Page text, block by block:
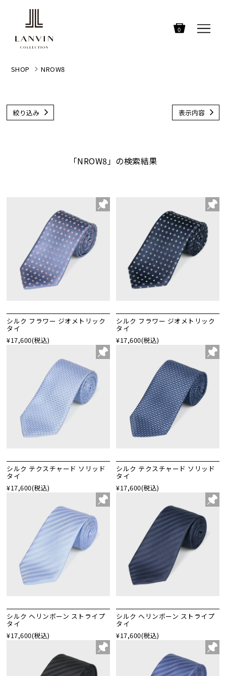
0
SHOP NROW8
絞り込み 表示内容
「NROW8」の検索結果
シルク フラワー ジオメトリック
タイ
¥17,600(税込)
シルク フラワー ジオメトリック
タイ
¥17,600(税込)
シルク テクスチャード ソリッド
タイ
¥17,600(税込)
シルク テクスチャード ソリッド
タイ
¥17,600(税込)
シルク ヘリンボーン ストライプ
タイ
¥17,600(税込)
シルク ヘリンボーン ストライプ
タイ
¥17,600(税込)